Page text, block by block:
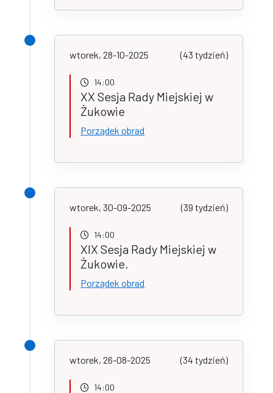
wtorek, 28-10-2025 (43 tydzień)
14:00
XX Sesja Rady Miejskiej w
Żukowie
Porządek obrad
wtorek, 30-09-2025 (39 tydzień)
14:00
XIX Sesja Rady Miejskiej w
Żukowie.
Porządek obrad
wtorek, 26-08-2025 (34 tydzień)
14:00